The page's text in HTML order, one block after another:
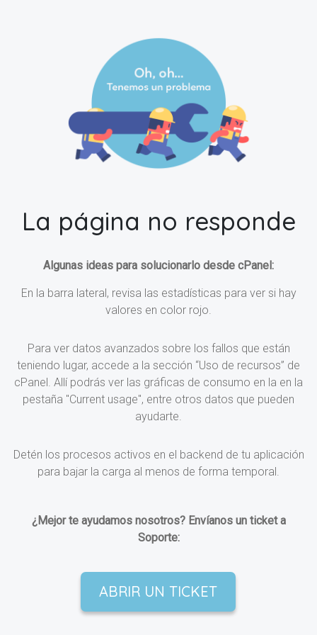
La página no responde
Algunas ideas para solucionarlo desde cPanel:
En la barra lateral, revisa las estadísticas para ver si hay
valores en color rojo.
Para ver datos avanzados sobre los fallos que están
teniendo lugar, accede a la sección “Uso de recursos” de
cPanel. Allí podrás ver las gráficas de consumo en la en la
pestaña "Current usage", entre otros datos que pueden
ayudarte.
Detén los procesos activos en el backend de tu aplicación
para bajar la carga al menos de forma temporal.
¿Mejor te ayudamos nosotros? Envíanos un ticket a
Soporte:
ABRIR UN TICKET